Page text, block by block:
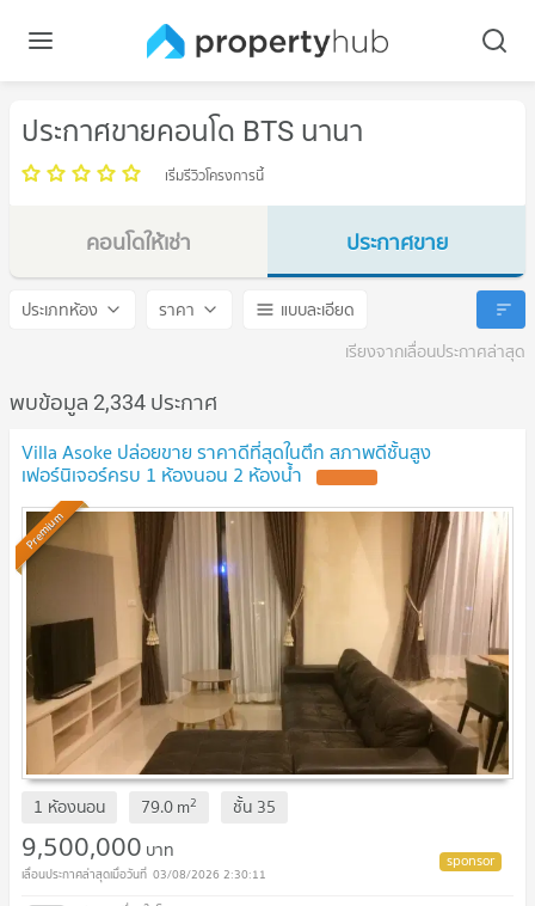
ประกาศขายคอนโด BTS นานา
เริ่มรีวิวโครงการนี้
คอนโดให้เช่า
ประกาศขาย
ประเภทห้อง ราคา
แบบละเอียด
เรียงจากเลื่อนประกาศล่าสุด
พบข้อมูล 2,334 ประกาศ
Villa Asoke ปล่อยขาย ราคาดีที่สุดในตึก สภาพดีชั้นสูง
เฟอร์นิเจอร์ครบ 1 ห้องนอน 2 ห้องน้ำ
Premium
1 ห้องนอน 79.0m2 ชั้น 35
9,500,000 บาท
03/08/2026 2:30:11